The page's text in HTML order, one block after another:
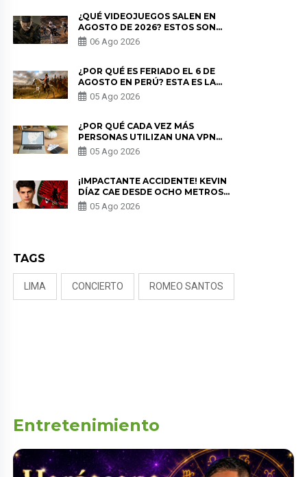
¿QUÉ VIDEOJUEGOS SALEN EN
AGOSTO DE 2026? ESTOS SON
LOS ESTRENOS MÁS ESPERADOS
06 Ago 2026
¿POR QUÉ ES FERIADO EL 6 DE
AGOSTO EN PERÚ? ESTA ES LA
HISTORIA
05 Ago 2026
¿POR QUÉ CADA VEZ MÁS
PERSONAS UTILIZAN UNA VPN
PARA PROTEGER SU
PRIVACIDAD?
05 Ago 2026
¡IMPACTANTE ACCIDENTE! KEVIN
DÍAZ CAE DESDE OCHO METROS
EN “ESTO ES GUERRA” Y GENERA
PREOCUPACIÓN
05 Ago 2026
TAGS
LIMA CONCIERTO ROMEO SANTOS
Entretenimiento